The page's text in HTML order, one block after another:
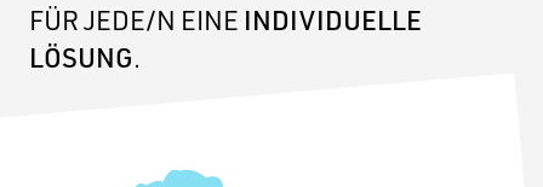
FAQ
FÜR JEDE/N EINE INDIVIDUELLE
LÖSUNG.